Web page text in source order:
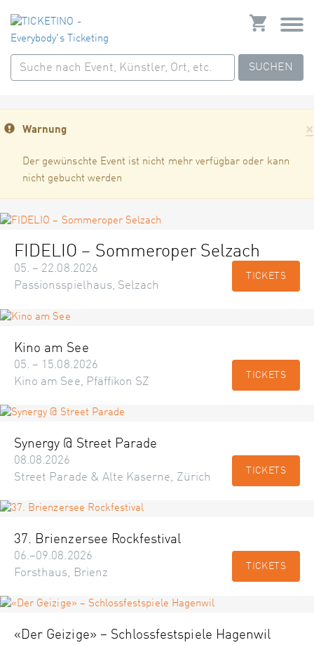
SUCHEN
×
Warnung
Der gewünschte Event ist nicht mehr verfügbar oder kann
nicht gebucht werden
FIDELIO – Sommeroper Selzach
05. – 22.08.2026
Passionsspielhaus, Selzach
TICKETS
Kino am See
05. – 15.08.2026
Kino am See, Pfäffikon SZ
TICKETS
Synergy @ Street Parade
08.08.2026
Street Parade & Alte Kaserne, Zürich
TICKETS
37. Brienzersee Rockfestival
06.–09.08.2026
Forsthaus, Brienz
TICKETS
«Der Geizige» – Schlossfestspiele Hagenwil